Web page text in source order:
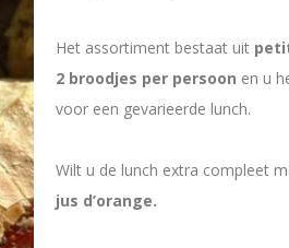
Het assortiment bestaat uit
2 broodjes per persoon en u
voor een gevarieerde lunch.
Wilt u de lunch extra compleet
jus d’orange.